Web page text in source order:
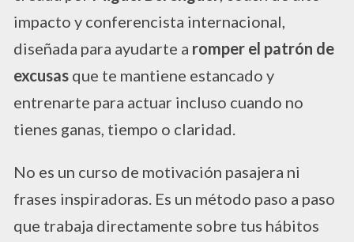
impacto y conferencista internacional,
diseñada para ayudarte a romper el patrón de
excusas que te mantiene estancado y
entrenarte para actuar incluso cuando no
tienes ganas, tiempo o claridad.
No es un curso de motivación pasajera ni
frases inspiradoras. Es un método paso a paso
que trabaja directamente sobre tus hábitos